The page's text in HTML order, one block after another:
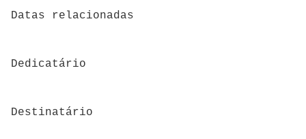
Datas relacionadas
Dedicatário
Destinatário